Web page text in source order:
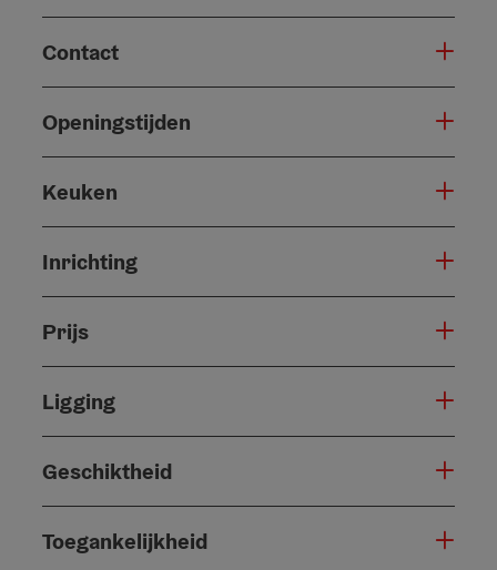
Contact
Openingstijden
Keuken
Inrichting
Prijs
Ligging
Geschiktheid
Toegankelijkheid